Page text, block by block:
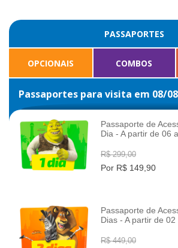
PASSAPORTES
OPCIONAIS COMBOS
Passaportes para visita em 08/
INFO
Passaporte de
Dia - A partir de 06
R$ 299,00
Por R$ 149,90
INFO
Passaporte de
Dias - A partir de 02
R$ 449,00